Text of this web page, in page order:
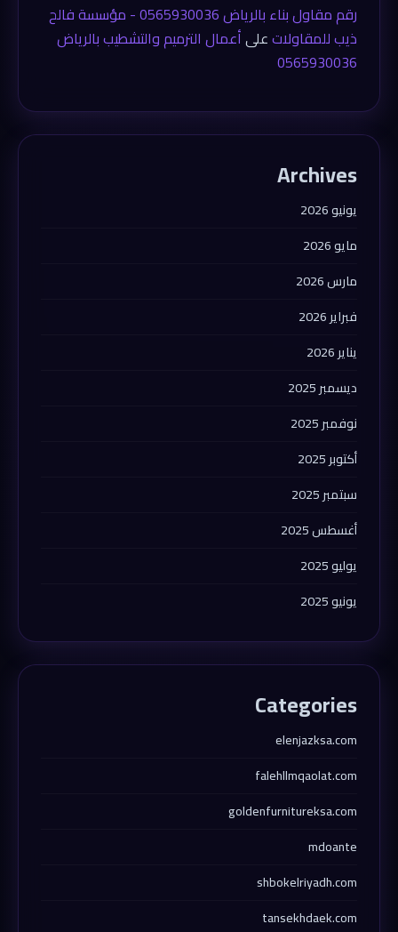
رقم مقاول بناء بالرياض 0565930036 - مؤسسة فالح
ذيب للمقاولاتعلىأعمال الترميم والتشطيب بالرياض
0565930036
Archives
يونيو 2026
مايو 2026
مارس 2026
فبراير 2026
يناير 2026
ديسمبر 2025
نوفمبر 2025
أكتوبر 2025
سبتمبر 2025
أغسطس 2025
يوليو 2025
يونيو 2025
Categories
elenjazksa.com
falehllmqaolat.com
goldenfurnitureksa.com
mdoante
shbokelriyadh.com
tansekhdaek.com